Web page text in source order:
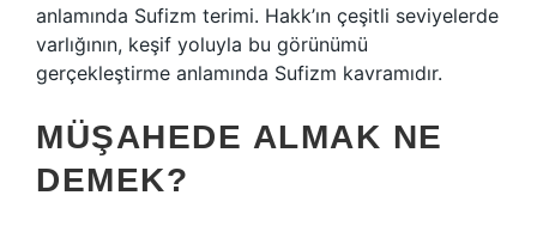
anlamında Sufizm terimi. Hakk’ın çeşitli seviyelerde
varlığının, keşif yoluyla bu görünümü
gerçekleştirme anlamında Sufizm kavramıdır.
MÜŞAHEDE ALMAK NE
DEMEK?